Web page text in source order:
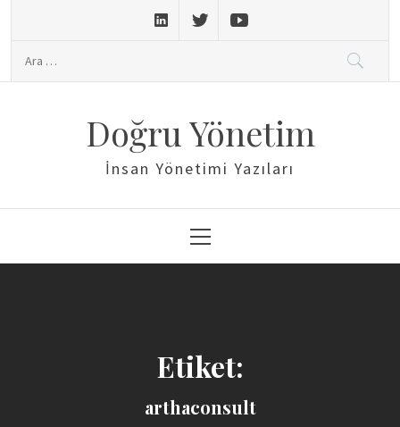
content
Doğru Yönetim
İnsan Yönetimi Yazıları
Menu
Etiket:
arthaconsult